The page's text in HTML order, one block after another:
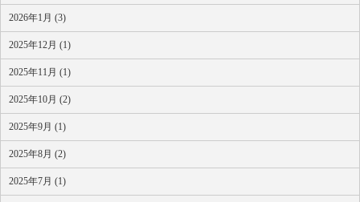
2026年1月 (3)
2025年12月 (1)
2025年11月 (1)
2025年10月 (2)
2025年9月 (1)
2025年8月 (2)
2025年7月 (1)